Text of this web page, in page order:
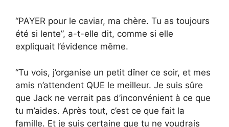
“PAYER pour le caviar, ma chère. Tu as toujours
été si lente”, a-t-elle dit, comme si elle
expliquait l’évidence même.
“Tu vois, j’organise un petit dîner ce soir, et mes
amis n’attendent QUE le meilleur. Je suis sûre
que Jack ne verrait pas d’inconvénient à ce que
tu m’aides. Après tout, c’est ce que fait la
famille. Et je suis certaine que tu ne voudrais